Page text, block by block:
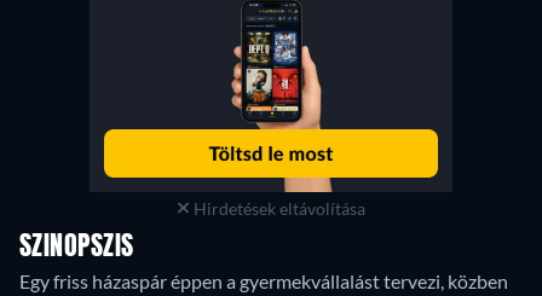
Hirdetések eltávolítása
SZINOPSZIS
Egy friss házaspár éppen a gyermekvállalást tervezi, közben